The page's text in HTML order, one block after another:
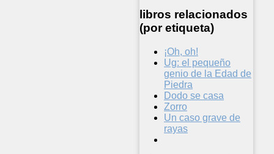
libros relacionados
(por etiqueta)
¡Oh, oh!
Ug: el pequeño
genio de la Edad de
Piedra
Dodo se casa
Zorro
Un caso grave de
rayas